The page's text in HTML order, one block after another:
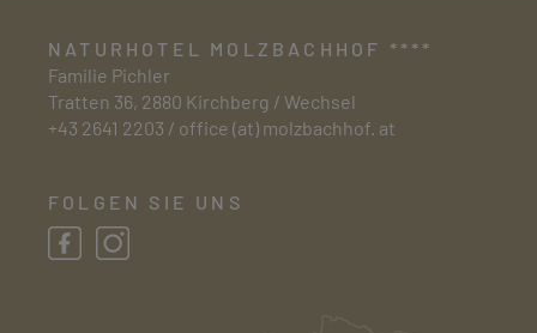
NATURHOTEL MOLZBACHHOF ****
Familie Pichler
Tratten 36, 2880 Kirchberg / Wechsel
+43 2641 2203 / office (at) molzbachhof. at
FOLGEN SIE UNS